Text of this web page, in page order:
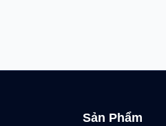
Sản Phẩm